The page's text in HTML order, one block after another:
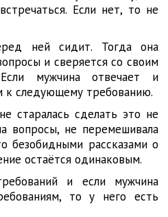
Если нет, то не
ней сидит. Тогда она
и сверяется со своим
мужчина отвечает и
к следующему требованию.
старалась сделать это не
вопросы, не перемешивала
безобидными рассказами о
остаётся одинаковым.
и если мужчина
то у него есть